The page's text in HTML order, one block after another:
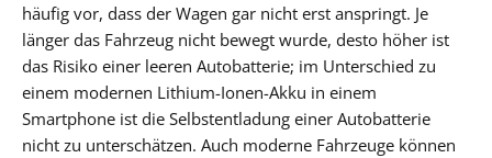
häufig vor, dass der Wagen gar nicht erst anspringt. Je
länger das Fahrzeug nicht bewegt wurde, desto höher ist
das Risiko einer leeren Autobatterie; im Unterschied zu
einem modernen Lithium-Ionen-Akku in einem
Smartphone ist die Selbstentladung einer Autobatterie
nicht zu unterschätzen. Auch moderne Fahrzeuge können